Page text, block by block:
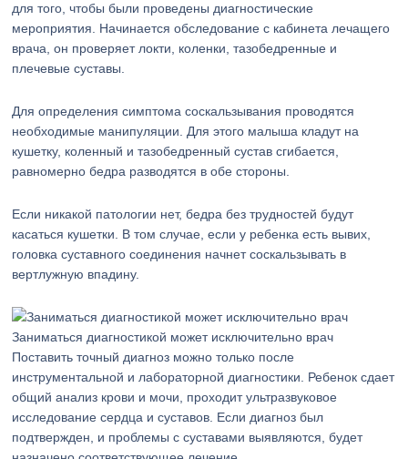
для того, чтобы были проведены диагностические
мероприятия. Начинается обследование с кабинета лечащего
врача, он проверяет локти, коленки, тазобедренные и
плечевые суставы.
Для определения симптома соскальзывания проводятся
необходимые манипуляции. Для этого малыша кладут на
кушетку, коленный и тазобедренный сустав сгибается,
равномерно бедра разводятся в обе стороны.
Если никакой патологии нет, бедра без трудностей будут
касаться кушетки. В том случае, если у ребенка есть вывих,
головка суставного соединения начнет соскальзывать в
вертлужную впадину.
Заниматься диагностикой может исключительно врач
Поставить точный диагноз можно только после
инструментальной и лабораторной диагностики. Ребенок сдает
общий анализ крови и мочи, проходит ультразвуковое
исследование сердца и суставов. Если диагноз был
подтвержден, и проблемы с суставами выявляются, будет